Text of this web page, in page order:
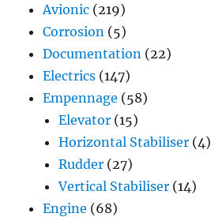
Avionic (219)
Corrosion (5)
Documentation (22)
Electrics (147)
Empennage (58)
Elevator (15)
Horizontal Stabiliser (4)
Rudder (27)
Vertical Stabiliser (14)
Engine (68)